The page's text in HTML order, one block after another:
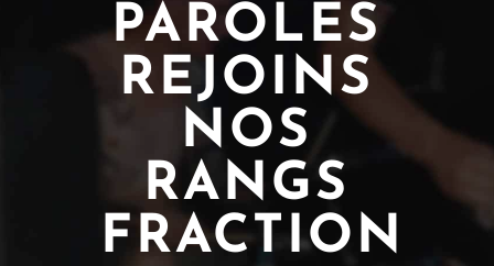
PAROLES
REJOINS
NOS
RANGS
FRACTION